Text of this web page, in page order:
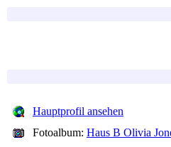
Hauptprofil ansehen
Fotoalbum: Haus B Olivia